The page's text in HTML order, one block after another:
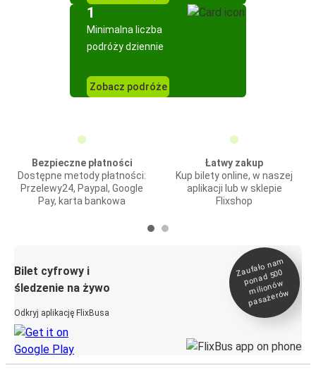
1
Minimalna liczba
podróży dziennie
Zobacz podróże
Bezpieczne płatności
Dostępne metody płatności:
Przelewy24, Paypal, Google
Pay, karta bankowa
Łatwy zakup
Kup bilety online, w naszej
aplikacji lub w sklepie
Flixshop
Bilet cyfrowy i
śledzenie na żywo
Odkryj aplikację FlixBusa
Zaufało na
m
ponad 500
milionó
w
pasażeró
w